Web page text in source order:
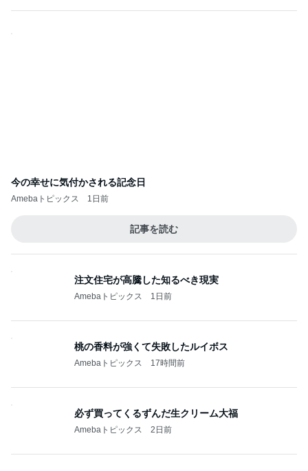
今の幸せに気付かされる記念日
Amebaトピックス 1日前
記事を読む
注文住宅が高騰した知るべき現実
Amebaトピックス 1日前
桃の香料が強くて失敗したルイボス
Amebaトピックス 17時間前
必ず買ってくるずんだ生クリーム大福
Amebaトピックス 2日前